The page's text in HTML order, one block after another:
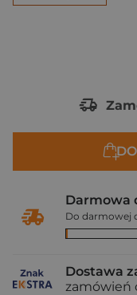
Darmowa
Do darmowej
Dostawa
zamówień